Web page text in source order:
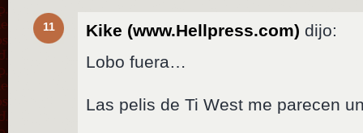
11 Kike (www.Hellpress.com) dijo:
Lobo fuera…
Las pelis de Ti West me parecen